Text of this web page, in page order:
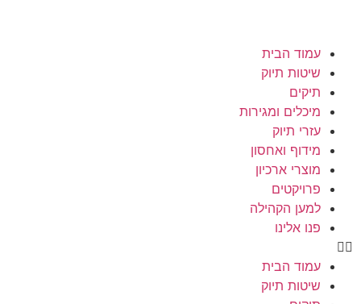
עמוד הבית
שיטות תיוק
תיקים
מיכלים ומגירות
עזרי תיוק
מידוף ואחסון
מוצרי ארכיון
פרויקטים
למען הקהילה
פנו אלינו
עמוד הבית
שיטות תיוק